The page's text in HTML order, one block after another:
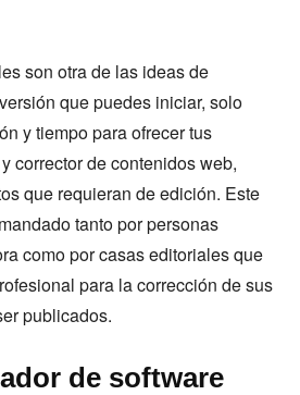
son otra de las ideas de
que puedes iniciar, solo
y tiempo para ofrecer tus
corrector de contenidos web,
que requieran de edición. Este
tanto por personas
como por casas editoriales que
para la corrección de sus
publicados.
de software